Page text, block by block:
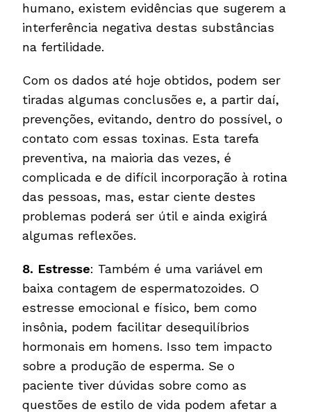
humano, existem evidências que sugerem a
interferência negativa destas substâncias
na fertilidade.
Com os dados até hoje obtidos, podem ser
tiradas algumas conclusões e, a partir daí,
prevenções, evitando, dentro do possível, o
contato com essas toxinas. Esta tarefa
preventiva, na maioria das vezes, é
complicada e de difícil incorporação à rotina
das pessoas, mas, estar ciente destes
problemas poderá ser útil e ainda exigirá
algumas reflexões.
8. Estresse: Também é uma variável em
baixa contagem de espermatozoides. O
estresse emocional e físico, bem como
insônia, podem facilitar desequilíbrios
hormonais em homens. Isso tem impacto
sobre a produção de esperma. Se o
paciente tiver dúvidas sobre como as
questões de estilo de vida podem afetar a